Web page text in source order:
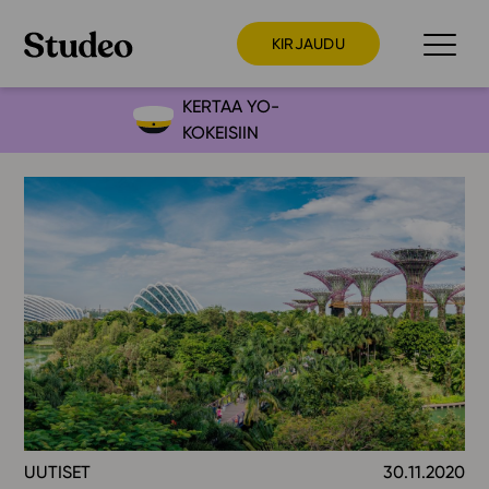
KIRJAUDU
Preppaaja
Opettaja
Opiskelija
Huoltaja
Kokeilutarjous
Ainstain
Alakoulu
Yläkoulu
Lukio
KERTAA YO-
KOKEISIIN
UUTISET 30.11.2020